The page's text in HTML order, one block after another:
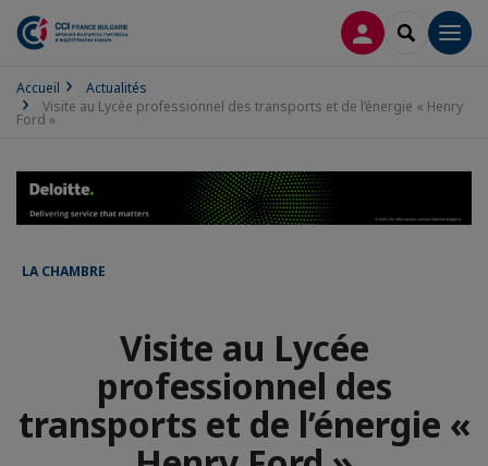
CONNEXION
Accueil
Actualités
Visite au Lycée professionnel des transports et de l’énergie « Henry
Ford »
LA CHAMBRE
Visite au Lycée
professionnel des
transports et de l’énergie «